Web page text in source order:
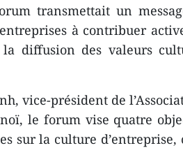
transmettait un
à contribuer
diffusion des valeurs
vice-président de
le forum vise quatre
sur la culture d’entreprise,